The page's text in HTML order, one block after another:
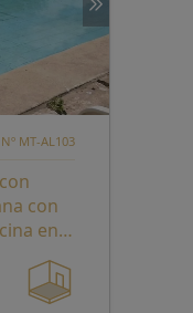
MT-AL103
con
en